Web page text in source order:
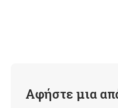
Αφήστε μια